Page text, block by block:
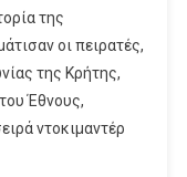
Πρεμιέρα
Για
Τη
της
οι πειρατές,
της Κρήτης,
Έθνους,
ντοκιμαντέρ